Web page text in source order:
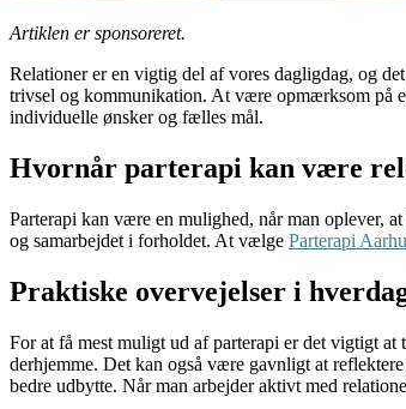
Artiklen er sponsoreret.
Relationer er en vigtig del af vores dagligdag, og
trivsel og kommunikation. At være opmærksom på
individuelle ønsker og fælles mål.
Hvornår parterapi kan være
Parterapi kan være en mulighed, når man oplever,
og samarbejdet i forholdet. At vælge Parterapi
Praktiske overvejelser i
For at få mest muligt ud af parterapi er det vigtigt
derhjemme. Det kan også være gavnligt at
bedre udbytte. Når man arbejder aktivt med